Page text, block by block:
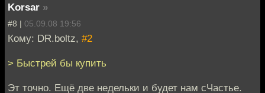
Korsar »
#8 | 05.09.08 19:56
Кому: DR.boltz, #2
> Быстрей бы купить
Эт точно. Ещё две недельки и будет нам сЧастье.